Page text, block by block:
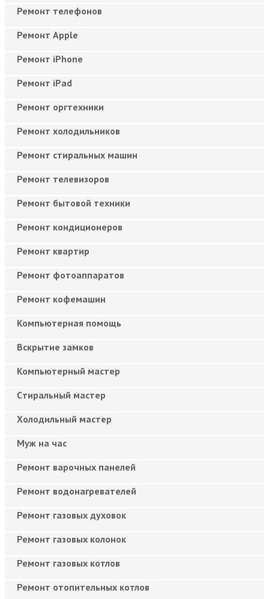
Ремонт телефонов
Ремонт Apple
Ремонт iPhone
Ремонт iPad
Ремонт оргтехники
Ремонт холодильников
Ремонт стиральных машин
Ремонт телевизоров
Ремонт бытовой техники
Ремонт кондиционеров
Ремонт квартир
Ремонт фотоаппаратов
Ремонт кофемашин
Компьютерная помощь
Вскрытие замков
Компьютерный мастер
Cтиральный мастер
Холодильный мастер
Муж на час
Ремонт варочных панелей
Ремонт водонагревателей
Ремонт газовых духовок
Ремонт газовых колонок
Ремонт газовых котлов
Ремонт отопительных котлов